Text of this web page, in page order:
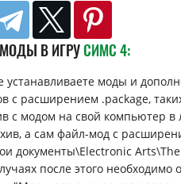
В ИГРУСИМС 4:
устанавливаете моды и
с расширением .package,
с модом на свой компьютер в
а сам файл-мод с
документы\Electronic
после этого